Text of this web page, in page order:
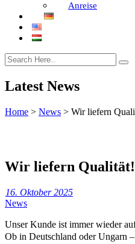
Anreise
Latest News
Home > News > Wir liefern
Wir liefern Qualität!
16. Oktober 2025
News
Unser Kunde ist immer wieder
Ob in Deutschland oder Ungarn